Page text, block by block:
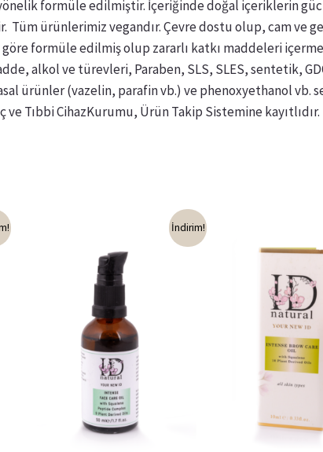
formüle edilmiştir. İçeriğinde doğal içeriklerin
ürünlerimiz vegandır. Çevre dostu olup, cam ve
formüle edilmiş olup zararlı katkı maddeleri
alkol ve türevleri, Paraben, SLS, SLES, sentetik,
ürünler (vazelin, parafin vb.) ve phenoxyethanol
ve Tıbbi CihazKurumu, Ürün Takip Sistemine kayıtlıdır.
İndirim!